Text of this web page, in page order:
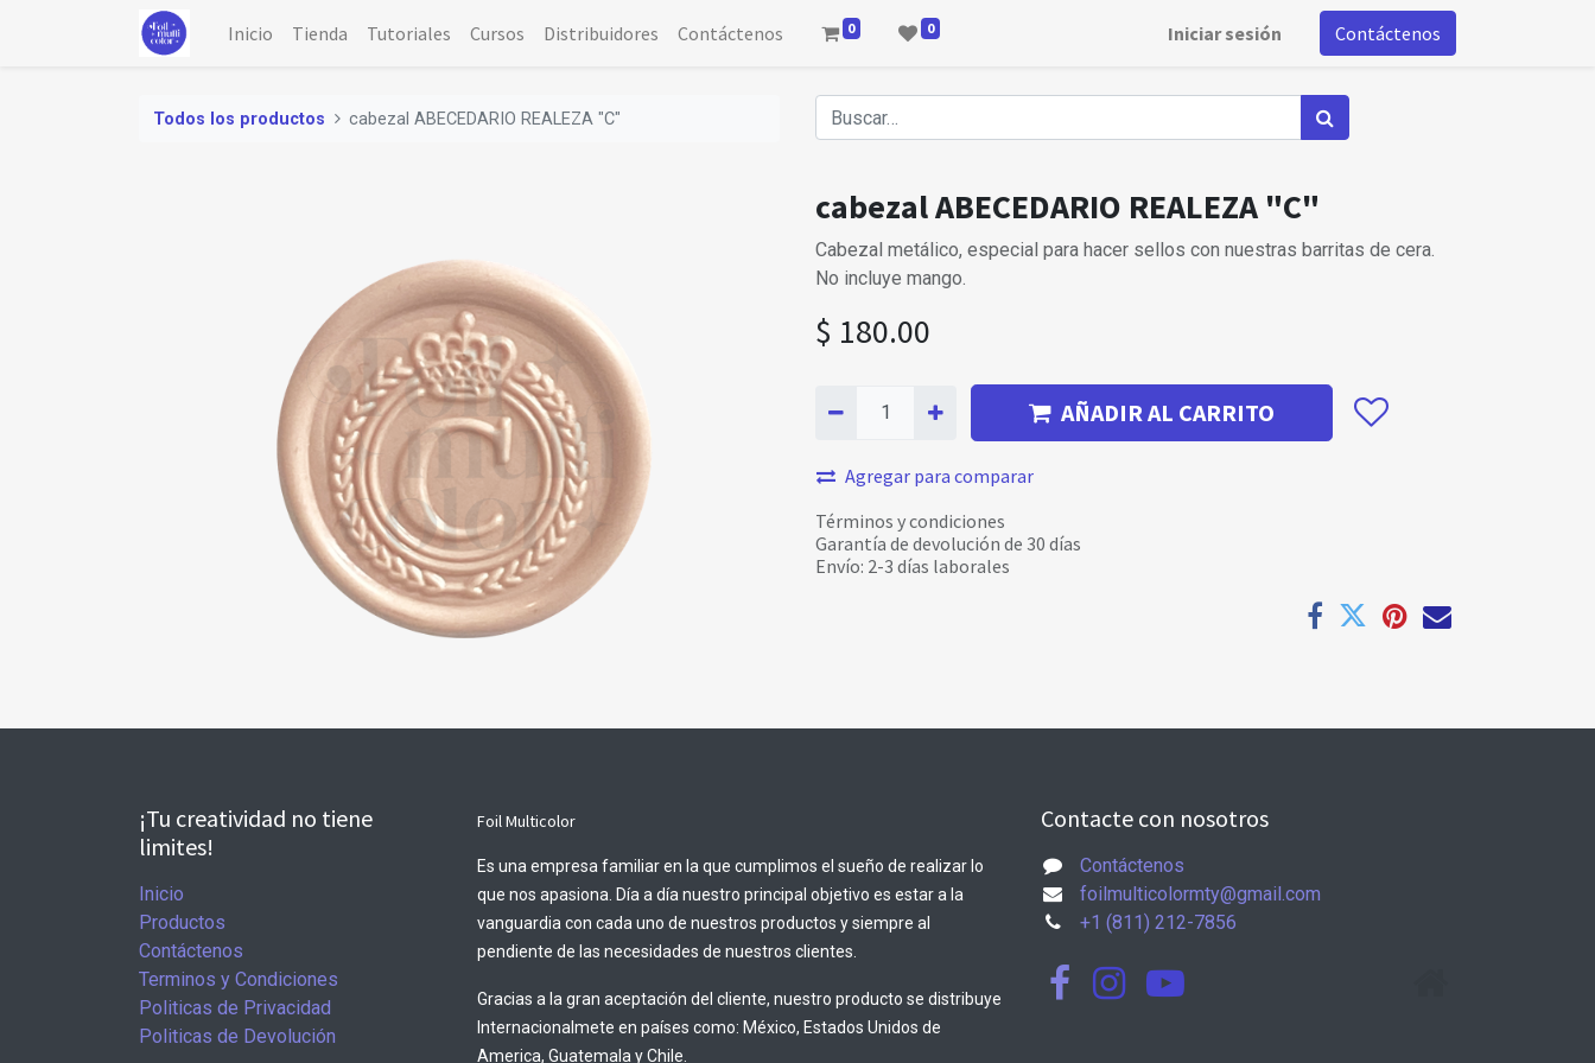
Inicio Tienda Tutoriales Cursos Distribuidores Contáctenos 0 0 Iniciar sesión Contáctenos
Todos los productos cabezal ABECEDARIO REALEZA "C"
cabezal ABECEDARIO REALEZA "C"
Cabezal metálico, especial para hacer sellos con nuestras barritas de cera.
No incluye mango.
$ 180.00
AÑADIR AL CARRITO
Agregar para comparar
Términos y condiciones
Garantía de devolución de 30 días
Envío: 2-3 días laborales
¡Tu creatividad no tiene
limites!
Inicio
Productos
Contáctenos
Terminos y Condiciones
Politicas de Privacidad
Politicas de Devolución
Foil Multicolor
Es una empresa familiar en la que cumplimos el sueño de realizar lo
que nos apasiona. Día a día nuestro principal objetivo es estar a la
vanguardia con cada uno de nuestros productos y siempre al
pendiente de las necesidades de nuestros clientes.
Gracias a la gran aceptación del cliente, nuestro producto se distribuye
Internacionalmete en países como: México, Estados Unidos de
America, Guatemala y Chile.
Contacte con nosotros
Contáctenos
foilmulticolormty@gmail.com
+1 (811) 212-7856